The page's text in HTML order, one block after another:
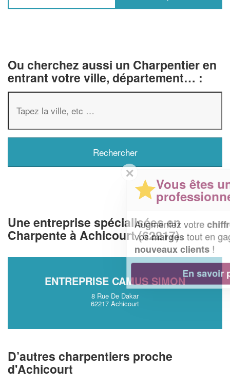
Ou cherchez aussi un Charpentier en
entrant votre ville, département… :
Une entreprise spécialisées en
Charpente à Achicourt (62217)
ENTREPRISE CAMUS SIMON
8 Rue De Dakar
62217 Achicourt
D’autres charpentiers proche
d'Achicourt
Vous êtes un
professionnel ?
Augmentez votrechiffre d'affaireset
vosmargestout en gagnant de
nouveaux clients!